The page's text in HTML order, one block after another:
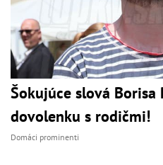
Šokujúce slová Borisa
dovolenku s rodičmi!
Domáci prominenti